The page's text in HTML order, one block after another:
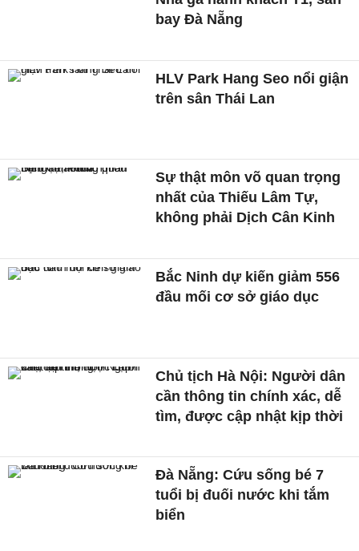
bay Đà Nẵng
HLV Park Hang Seo nổi giận
trên sân Thái Lan
Sự thật môn võ quan trọng
nhất của Thiếu Lâm Tự,
không phải Dịch Cân Kinh
Bắc Ninh dự kiến giảm 556
đầu mối cơ sở giáo dục
Chủ tịch Hà Nội: Người dân
cần thông tin chính xác, dễ
tìm, được cập nhật kịp thời
Đà Nẵng: Cứu sống bé 7
tuổi bị đuối nước khi tắm
biển